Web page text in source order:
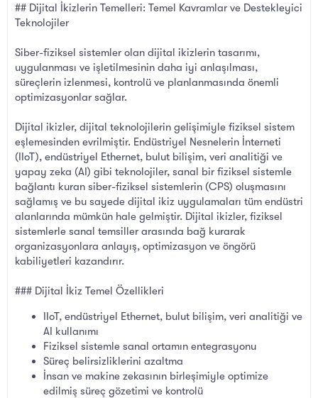
## Dijital İkizlerin Temelleri: Temel Kavramlar ve Destekleyici
Teknolojiler
Siber-fiziksel sistemler olan dijital ikizlerin tasarımı,
uygulanması ve işletilmesinin daha iyi anlaşılması,
süreçlerin izlenmesi, kontrolü ve planlanmasında önemli
optimizasyonlar sağlar.
Dijital ikizler, dijital teknolojilerin gelişimiyle fiziksel sistem
eşlemesinden evrilmiştir. Endüstriyel Nesnelerin İnterneti
(IIoT), endüstriyel Ethernet, bulut bilişim, veri analitiği ve
yapay zeka (AI) gibi teknolojiler, sanal bir fiziksel sistemle
bağlantı kuran siber-fiziksel sistemlerin (CPS) oluşmasını
sağlamış ve bu sayede dijital ikiz uygulamaları tüm endüstri
alanlarında mümkün hale gelmiştir. Dijital ikizler, fiziksel
sistemlerle sanal temsiller arasında bağ kurarak
organizasyonlara anlayış, optimizasyon ve öngörü
kabiliyetleri kazandırır.
### Dijital İkiz Temel Özellikleri
IIoT, endüstriyel Ethernet, bulut bilişim, veri analitiği ve
AI kullanımı
Fiziksel sistemle sanal ortamın entegrasyonu
Süreç belirsizliklerini azaltma
İnsan ve makine zekasının birleşimiyle optimize
edilmiş süreç gözetimi ve kontrolü